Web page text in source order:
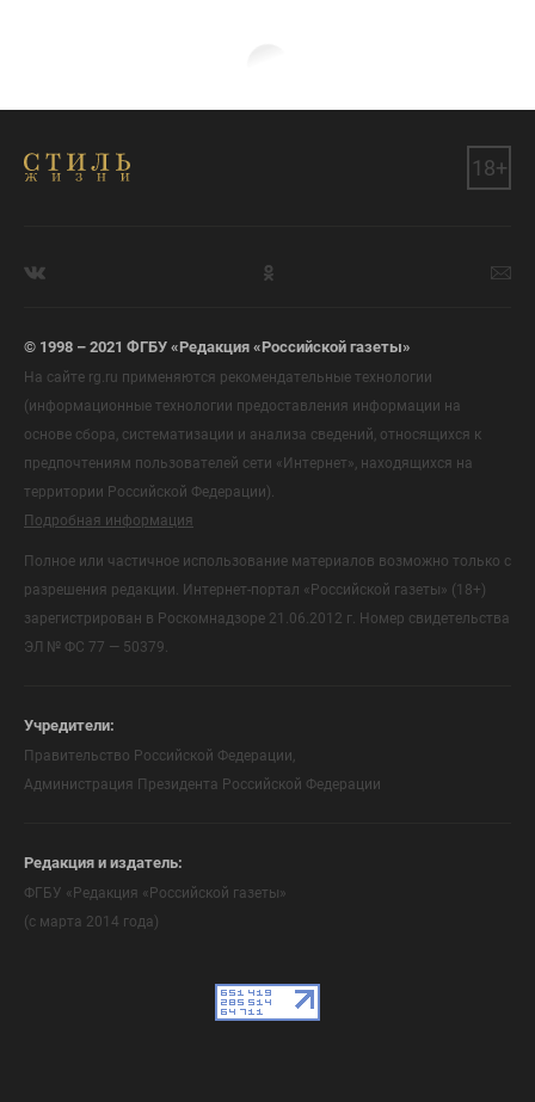
18+
© 1998 – 2021 ФГБУ «Редакция «Российской газеты»
На сайте rg.ru применяются рекомендательные технологии
(информационные технологии предоставления информации на
основе сбора, систематизации и анализа сведений, относящихся к
предпочтениям пользователей сети «Интернет», находящихся на
территории Российской Федерации).
Подробная информация
Полное или частичное использование материалов возможно только с
разрешения редакции. Интернет-портал «Российской газеты» (18+)
зарегистрирован в Роскомнадзоре 21.06.2012 г. Номер свидетельства
ЭЛ № ФС 77 — 50379.
Учредители:
Правительство Российской Федерации,
Администрация Президента Российской Федерации
Редакция и издатель:
ФГБУ «Редакция «Российской газеты»
(с марта 2014 года)